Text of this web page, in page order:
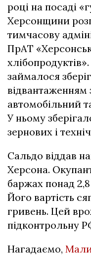
році на посаді
Херсонщини
тимчасову
ПрАТ
займалося
відвантаженням
автомобільний
У ньому
зернових і
Сальдо віддав
Херсона.
баржах понад
Його вартість
гривень. Цей
підконтрольну
Нагадаємо,